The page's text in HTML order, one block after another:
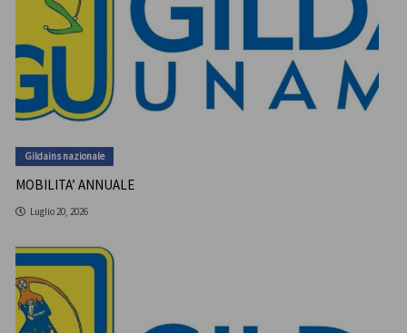
Gildains nazionale
MOBILITA’ ANNUALE
Luglio 20, 2026